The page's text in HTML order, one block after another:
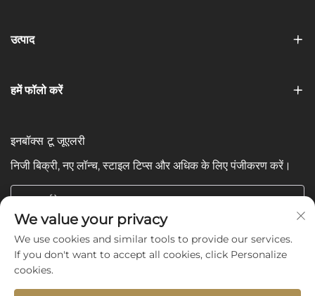
उत्पाद
हमें फॉलो करें
इनबॉक्स टू जूएलरी
निजी बिक्री, नए लॉन्च, स्टाइल टिप्स और अधिक के लिए पंजीकरण करें।
आपका ईमेल
Subscribe
We value your privacy
We use cookies and similar tools to provide our services.
If you don't want to accept all cookies, click Personalize
cookies.